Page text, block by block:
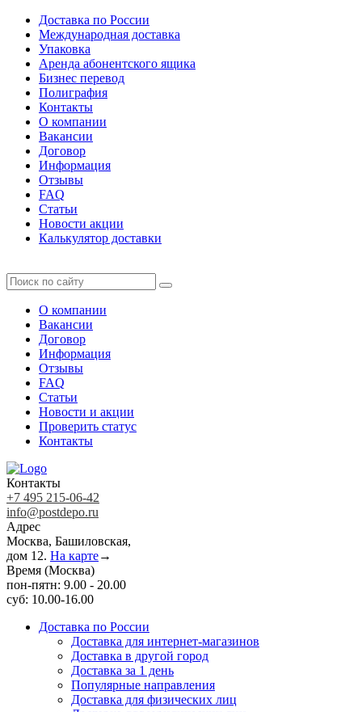
Доставка по России
Международная доставка
Упаковка
Аренда абонентского ящика
Бизнес перевод
Полиграфия
Контакты
О компании
Вакансии
Договор
Информация
Отзывы
FAQ
Статьи
Новости акции
Калькулятор доставки
О компании
Вакансии
Договор
Информация
Отзывы
FAQ
Статьи
Новости и акции
Проверить статус
Контакты
Контакты
+7 495 215-06-42
info@postdepo.ru
Адрес
Москва, Башиловская,
дом 12. На карте→
Время (Москва)
пон-пятн: 9.00 - 20.00
суб: 10.00-16.00
Доставка по России
Доставка для интернет-магазинов
Доставка в другой город
Доставка за 1 день
Популярные направления
Доставка для физических лиц